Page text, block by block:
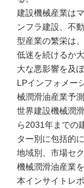
建設機械産業は
ンフラ建設、不
型産業の繁栄は
低迷を続けるか
大な悪影響を及ぼ
LPインフォメー
械潤滑油産業予
世界建設機械潤
ら2031年までの
ター別に包括的
地域別、市場セ
機械潤滑油産業
本インサイトレ